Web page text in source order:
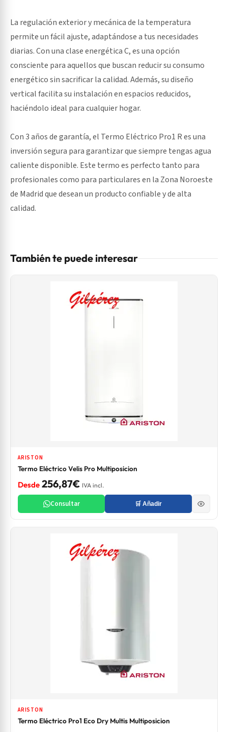
La regulación exterior y mecánica de la temperatura
permite un fácil ajuste, adaptándose a tus necesidades
diarias. Con una clase energética C, es una opción
consciente para aquellos que buscan reducir su consumo
energético sin sacrificar la calidad. Además, su diseño
vertical facilita su instalación en espacios reducidos,
haciéndolo ideal para cualquier hogar.
Con 3 años de garantía, el Termo Eléctrico Pro1 R es una
inversión segura para garantizar que siempre tengas agua
caliente disponible. Este termo es perfecto tanto para
profesionales como para particulares en la Zona Noroeste
de Madrid que desean un producto confiable y de alta
calidad.
También te puede interesar
ARISTON
Termo Eléctrico Velis Pro Multiposicion
Desde 256,87€ IVA incl.
Consultar 🛒 Añadir
ARISTON
Termo Eléctrico Pro1 Eco Dry Multis Multiposicion